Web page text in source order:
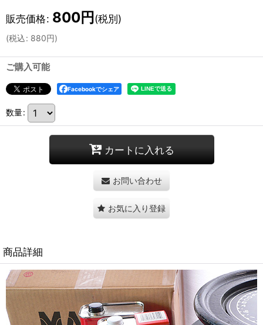
販売価格: 800円 (税別)
(税込: 880円)
ご購入可能
Facebookでシェア
数量:
カートに入れる
お問い合わせ
お気に入り登録
商品詳細